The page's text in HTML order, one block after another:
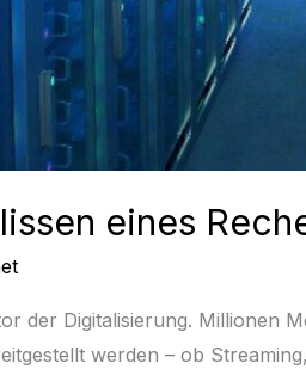
eines
der Digitalisierung. Millionen
werden – ob